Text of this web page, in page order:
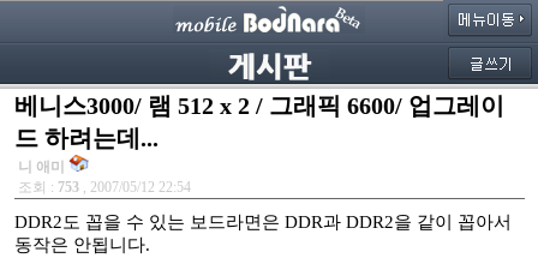
베니스3000/ 램 512 x 2 / 그래픽 6600/ 업그레이
드 하려는데...
니 애미
조회 : 753 , 2007/05/12 22:54
DDR2도 꼽을 수 있는 보드라면은 DDR과 DDR2을 같이 꼽아서
동작은 안됩니다.